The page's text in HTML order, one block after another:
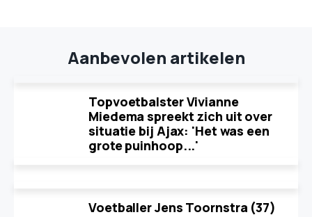
Aanbevolen artikelen
Topvoetbalster Vivianne
Miedema spreekt zich uit over
situatie bij Ajax: 'Het was een
grote puinhoop...'
Voetballer Jens Toornstra (37)